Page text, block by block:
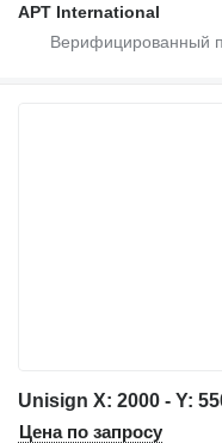
APT International
Unisign X: 2000 - Y:
Цена по запросу